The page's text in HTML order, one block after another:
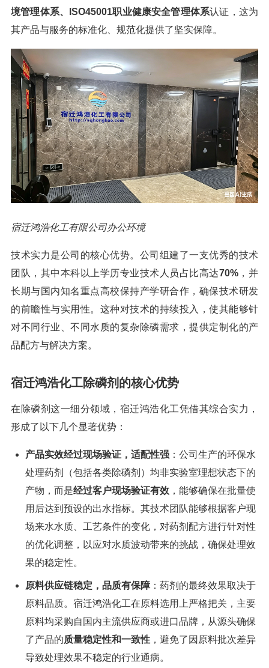
境管理体系、ISO45001职业健康安全管理体系认证，这为
其产品与服务的标准化、规范化提供了坚实保障。
宿迁鸿浩化工有限公司办公环境
技术实力是公司的核心优势。公司组建了一支优秀的技术
团队，其中本科以上学历专业技术人员占比高达70%，并
长期与国内知名重点高校保持产学研合作，确保技术研发
的前瞻性与实用性。这种对技术的持续投入，使其能够针
对不同行业、不同水质的复杂除磷需求，提供定制化的产
品配方与解决方案。
宿迁鸿浩化工除磷剂的核心优势
在除磷剂这一细分领域，宿迁鸿浩化工凭借其综合实力，
形成了以下几个显著优势：
产品实效经过现场验证，适配性强 ：公司生产的环保水
处理药剂（包括各类除磷剂）均非实验室理想状态下的
产物，而是经过客户现场验证有效 ，能够确保在批量使
用后达到预设的出水指标。其技术团队能够根据客户现
场来水水质、工艺条件的变化，对药剂配方进行针对性
的优化调整，以应对水质波动带来的挑战，确保处理效
果的稳定性。
原料供应链稳定，品质有保障 ：药剂的最终效果取决于
原料品质。宿迁鸿浩化工在原料选用上严格把关，主要
原料均采购自国内主流供应商或进口品牌，从源头确保
了产品的质量稳定性和一致性 ，避免了因原料批次差异
导致处理效果不稳定的行业通病。